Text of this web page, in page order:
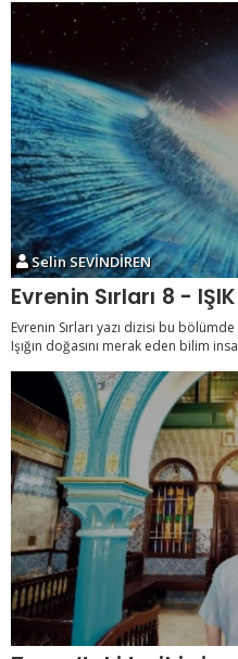
Selin SEVİNDİREN
Evrenin Sırları 8 - IŞIK
Evrenin Sırları yazı dizisi bu
Işığın doğasını merak eden bilim